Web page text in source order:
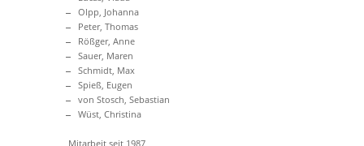
Olpp, Johanna
Peter, Thomas
Rößger, Anne
Sauer, Maren
Schmidt, Max
Spieß, Eugen
von Stosch, Sebastian
Wüst, Christina
Mitarbeit seit 1987